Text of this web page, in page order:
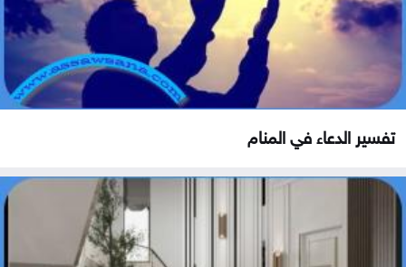
تفسير الدعاء في المنام